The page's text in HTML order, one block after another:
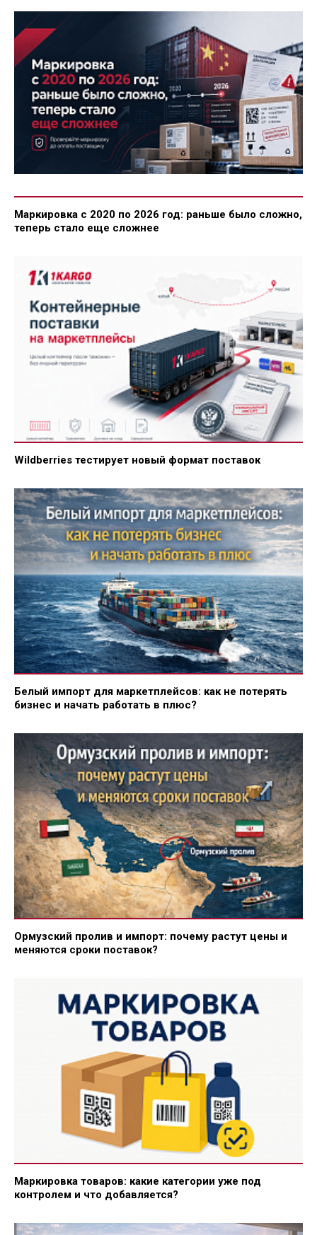
Маркировка с 2020 по 2026 год: раньше было сложно,
теперь стало еще сложнее
Wildberries тестирует новый формат поставок
Белый импорт для маркетплейсов: как не потерять
бизнес и начать работать в плюс?
Ормузский пролив и импорт: почему растут цены и
меняются сроки поставок?
Маркировка товаров: какие категории уже под
контролем и что добавляется?